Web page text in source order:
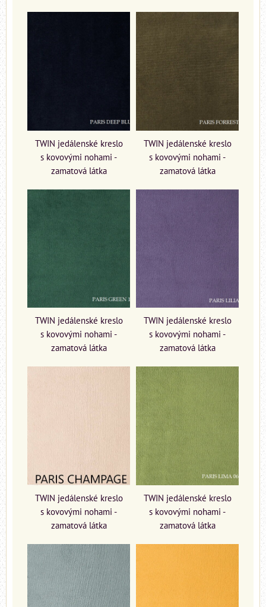
TWIN jedálenské kreslo
s kovovými nohami -
zamatová látka
TWIN jedálenské kreslo
s kovovými nohami -
zamatová látka
TWIN jedálenské kreslo
s kovovými nohami -
zamatová látka
TWIN jedálenské kreslo
s kovovými nohami -
zamatová látka
TWIN jedálenské kreslo
s kovovými nohami -
zamatová látka
TWIN jedálenské kreslo
s kovovými nohami -
zamatová látka